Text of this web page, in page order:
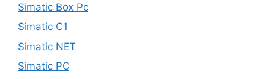
Simatic Box Pc
Simatic C1
Simatic NET
Simatic PC